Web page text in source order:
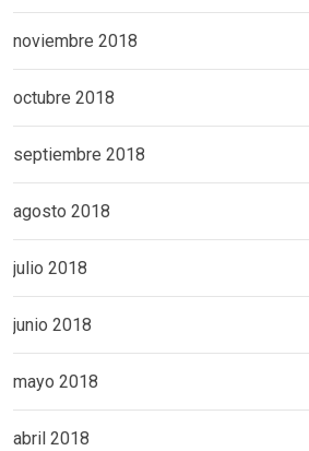
noviembre 2018
octubre 2018
septiembre 2018
agosto 2018
julio 2018
junio 2018
mayo 2018
abril 2018